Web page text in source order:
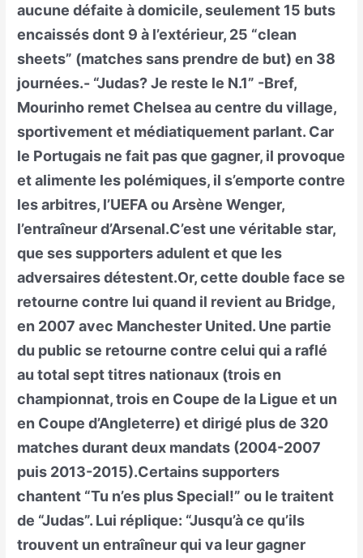
aucune défaite à domicile, seulement 15 buts
encaissés dont 9 à l’extérieur, 25 “clean
sheets” (matches sans prendre de but) en 38
journées.- “Judas? Je reste le N.1” -Bref,
Mourinho remet Chelsea au centre du village,
sportivement et médiatiquement parlant. Car
le Portugais ne fait pas que gagner, il provoque
et alimente les polémiques, il s’emporte contre
les arbitres, l’UEFA ou Arsène Wenger,
l’entraîneur d’Arsenal.C’est une véritable star,
que ses supporters adulent et que les
adversaires détestent.Or, cette double face se
retourne contre lui quand il revient au Bridge,
en 2007 avec Manchester United. Une partie
du public se retourne contre celui qui a raflé
au total sept titres nationaux (trois en
championnat, trois en Coupe de la Ligue et un
en Coupe d’Angleterre) et dirigé plus de 320
matches durant deux mandats (2004-2007
puis 2013-2015).Certains supporters
chantent “Tu n’es plus Special!” ou le traitent
de “Judas”. Lui réplique: “Jusqu’à ce qu’ils
trouvent un entraîneur qui va leur gagner